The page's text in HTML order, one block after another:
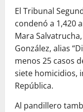
El Tribunal
condenó a 1,420
Mara
González, alias
menos 25 casos
siete homicidios,
República.
Al pandillero